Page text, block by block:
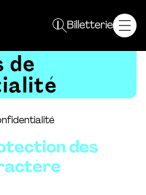
Billetterie
Spectacles
sens !
événements
TCM
êtes
de
des